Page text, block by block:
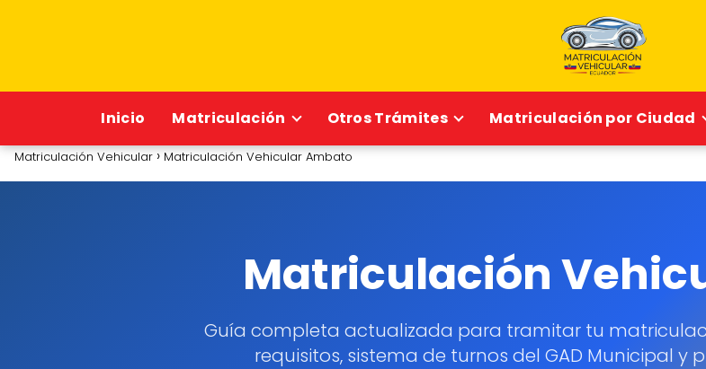
Inicio Matriculación Otros Trámites Matriculación por Ciudad
Matriculación Vehicular Matriculación Vehicular Ambato
Matriculación
Guía completa actualizada para tramitar tu
requisitos, sistema de turnos del GAD Municipal y